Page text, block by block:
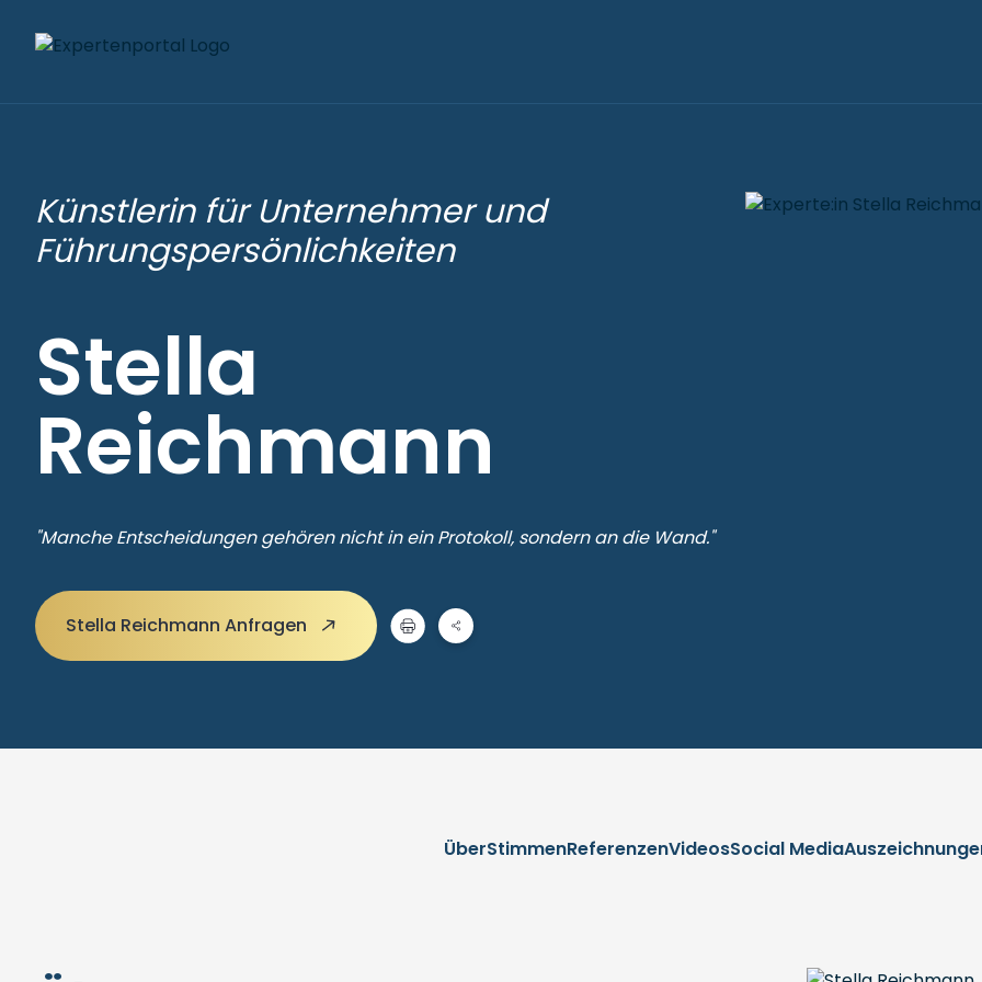
Künstlerin für Unternehmer und
Führungspersönlichkeiten
Stella
Reichmann
"Manche Entscheidungen gehören nicht in ein Protokoll, sondern an die Wand."
Stella Reichmann Anfragen
ÜberStimmenReferenzenVideosSocial Media